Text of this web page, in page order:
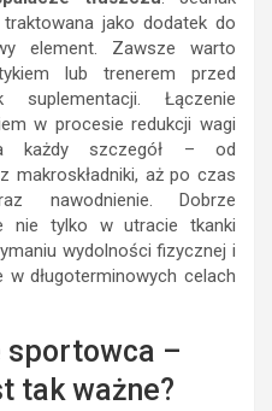
jako dodatek do
element. Zawsze warto
lub trenerem przed
suplementacji. Łączenie
w procesie redukcji wagi
każdy szczegół – od
makroskładniki, aż po czas
nawodnienie. Dobrze
nie tylko w utracie tkanki
wydolności fizycznej i
długoterminowych celach
sportowca –
tak ważne?